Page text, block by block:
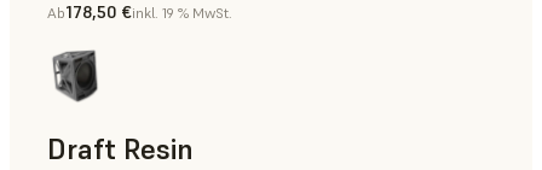
Zahnmedizin
Ab178,50 €inkl. 19 % MwSt.
Draft Resin